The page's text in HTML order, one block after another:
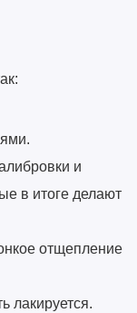
и
в итоге делают
отщепление
лакируется.